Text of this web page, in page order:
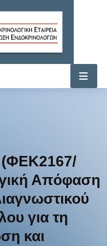
(ΦΕΚ2167/
Απόφαση
για τη
και